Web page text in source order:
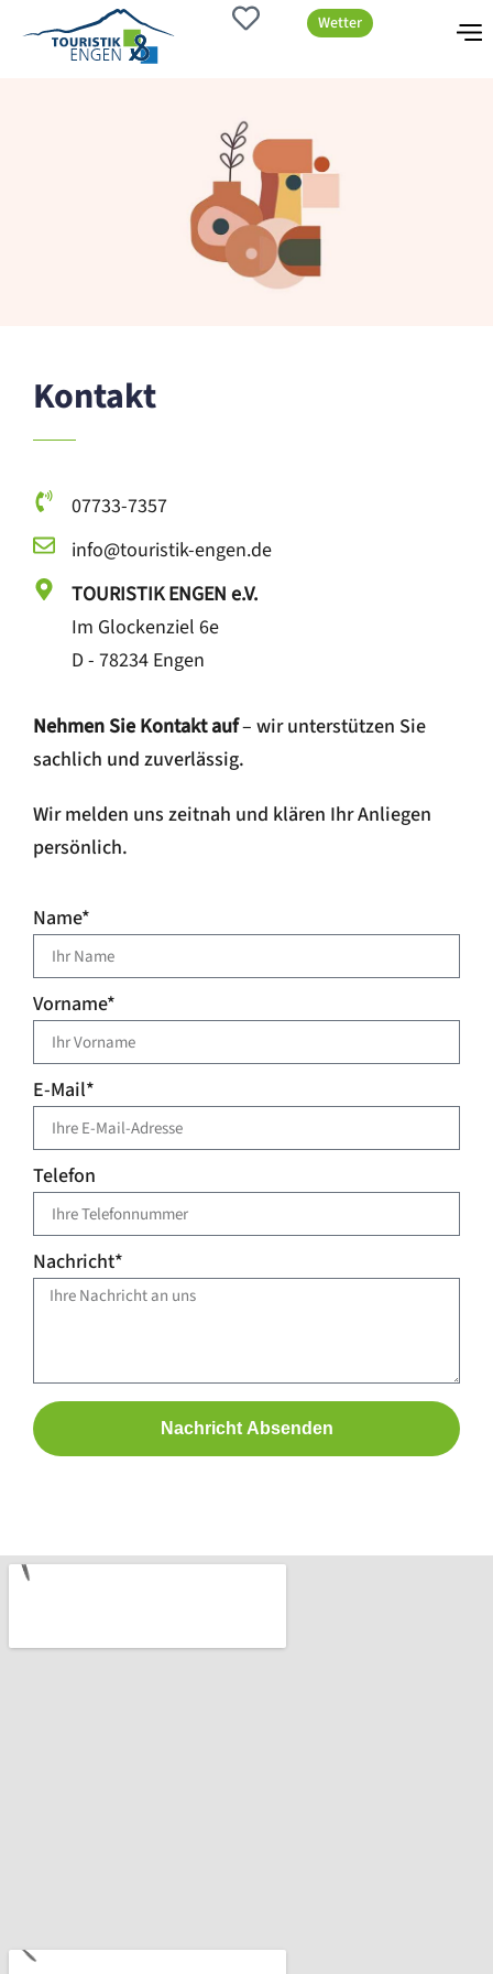
Wetter
Kontakt
07733-7357
info@touristik-engen.de
TOURISTIK ENGEN e.V.
Im Glockenziel 6e
D - 78234 Engen
Nehmen Sie Kontakt auf– wir unterstützen Sie
sachlich und zuverlässig.
Wir melden uns zeitnah und klären Ihr Anliegen
persönlich.
Name*
Vorname*
E-Mail*
Telefon
Nachricht*
Nachricht Absenden